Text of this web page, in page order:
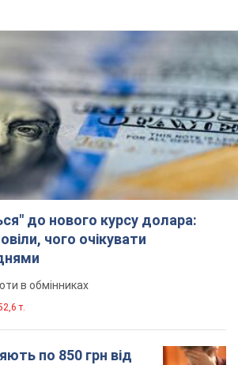
до нового курсу долара:
чого очікувати
в обмінниках
т.
по 850 грн від